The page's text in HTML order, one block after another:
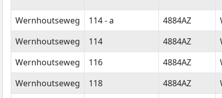
Wernhoutseweg 114 - a 4884AZ
Wernhoutseweg
114 4884AZ
Wernhoutseweg
116 4884AZ
Wernhoutseweg
118 4884AZ